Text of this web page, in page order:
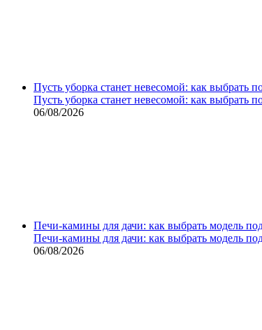
Пусть уборка станет невесомой: как выбрать
Пусть уборка станет невесомой: как выбрать
06/08/2026
Печи-камины для дачи: как выбрать модель
Печи-камины для дачи: как выбрать модель
06/08/2026